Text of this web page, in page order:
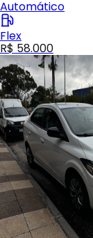
Automático
Flex
R$ 58.000